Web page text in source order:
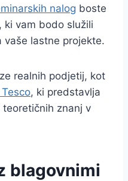
nalog boste
ki vam bodo služili
vaše lastne projekte.
realnih podjetij, kot
, ki predstavlja
znanj v
blagovnimi